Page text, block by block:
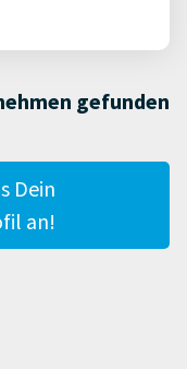
gefunden
Dein
an!